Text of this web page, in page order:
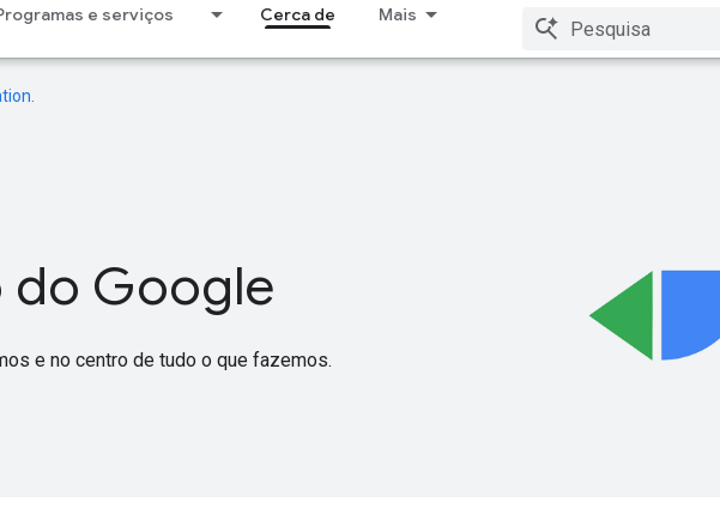
e serviços Cerca de Mais
do Google
e no centro de tudo o que fazemos.